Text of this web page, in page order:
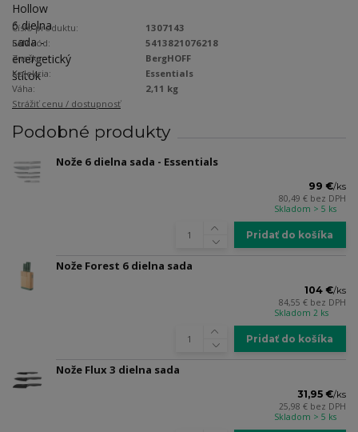
Číslo produktu:
1307143
EAN kód:
5413821076218
Značka:
BergHOFF
Kolekcia:
Essentials
Váha:
2,11 kg
Strážiť cenu / dostupnosť
Podobné produkty
Nože 6 dielna sada - Essentials
99 €/ks
80,49 € bez DPH
Skladom > 5 ks
Pridať do košíka
Nože Forest 6 dielna sada
104 €/ks
84,55 € bez DPH
Skladom 2 ks
Pridať do košíka
Nože Flux 3 dielna sada
31,95 €/ks
25,98 € bez DPH
Skladom > 5 ks